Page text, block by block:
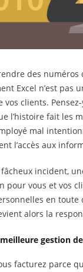
des
Excel n’est pas
vos clients.
l’histoire fait les
mal
l’accès aux
fâcheux incident,
pour vous et vos
en toute
alors la
gestion
facturez parce